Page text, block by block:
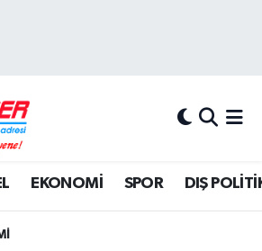
EKONOMİ SPOR DIŞ